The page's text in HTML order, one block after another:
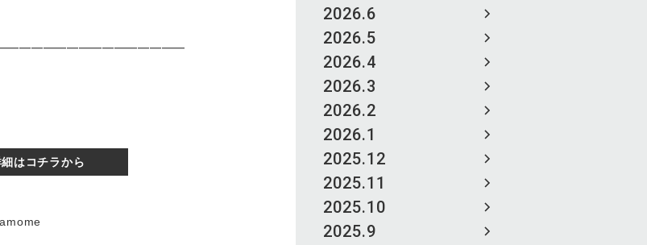
2026.6
2026.5
2026.4
2026.3
2026.2
2026.1
2025.12
2025.11
2025.10
2025.9
はコチラから